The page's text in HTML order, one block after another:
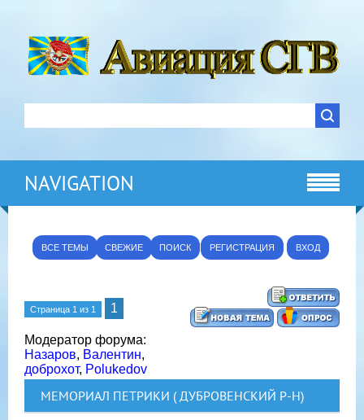
NAVIGATION
ВСЕ ТЕМЫ СВЕЖИЕ ПОИСК РЕГИСТРАЦИЯ ВХОД
Страница 1 из 1 1
Модератор форума:
Назаров, Валентин,
доброхот, Polukedov
МЕМОРИАЛ ПЕТРИКИ ( ДУБРОВЕНСКИЙ Р-Н)